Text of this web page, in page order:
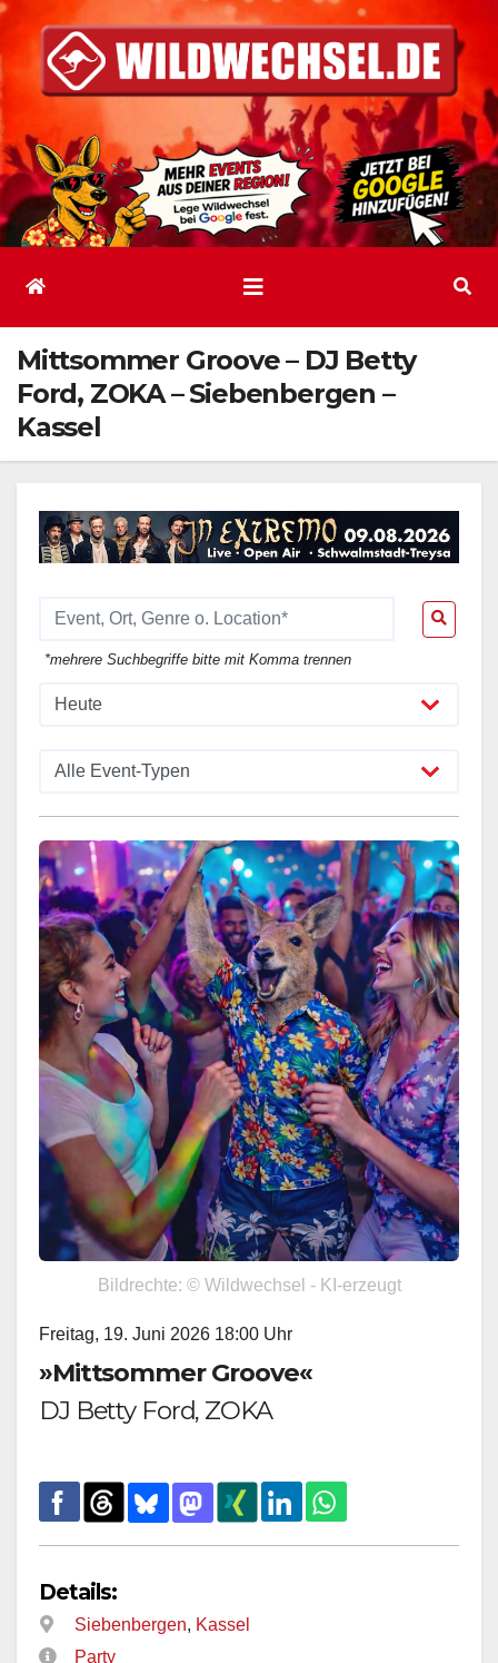
Inhalt
springen
Mittsommer Groove – DJ Betty
Ford, ZOKA – Siebenbergen –
Kassel
*mehrere Suchbegriffe bitte mit Komma trennen
Bildrechte: © Wildwechsel - KI-erzeugt
Freitag, 19. Juni 2026 18:00 Uhr
»Mittsommer Groove«
DJ Betty Ford, ZOKA
Details:
Siebenbergen Kassel
Party